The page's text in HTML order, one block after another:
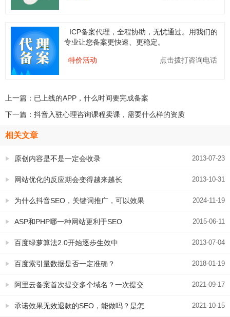
ICP备案代理，全程协助，无忧通过。用我们的
专业让您备案更快速、更稳定。
特价活动 点击拨打咨询电话
上一篇： 已上线的APP，什么时间要完成备案
下一篇： 抖音入驻心理咨询课程卖课，需要什么样的资质
相关文章
2013-07-23
原创内容是不是一定会收录
2013-10-31
网站优化的反应期会变得越来越长
2024-11-19
为什么抖音SEO，关键词推广，可以效果
更好 2015-06-11
ASP和PHP哪一种网站更利于SEO
2013-07-04
百度绿萝算法2.0开始逐步生效中
2018-01-19
百度索引量数据是否一定准确？
2021-09-17
阿里云备案首次提交多个域名？一次提交
多个域名这样操作 2021-10-15
承诺效果无效退款的SEO，能做吗？是怎